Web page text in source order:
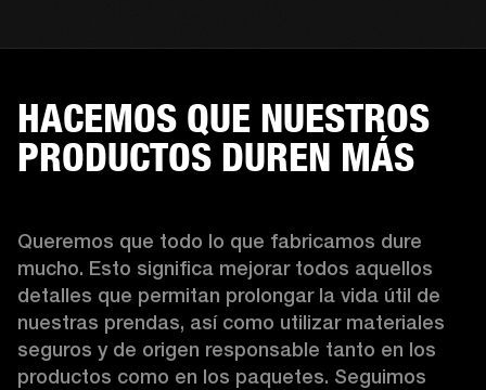
HACEMOS QUE NUESTROS
PRODUCTOS DUREN MÁS
Queremos que todo lo que fabricamos dure
mucho. Esto significa mejorar todos aquellos
detalles que permitan prolongar la vida útil de
nuestras prendas, así como utilizar materiales
seguros y de origen responsable tanto en los
productos como en los paquetes. Seguimos